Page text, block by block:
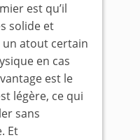
est qu’il
solide et
atout certain
en cas
est le
légère, ce qui
sans
Et